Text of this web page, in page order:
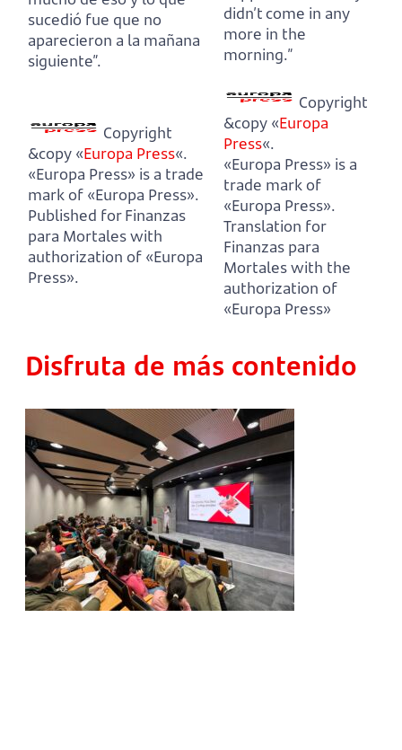
sucedió fue que no
aparecieron a la mañana
siguiente”.
didn’t come in any
more in the
morning.”
Copyright
&copy «Europa Press«.
«Europa Press» is a trade
mark of «Europa Press».
Published for Finanzas
para Mortales with
authorization of «Europa
Press».
Copyright
&copy «Europa
Press«.
«Europa Press» is a
trade mark of
«Europa Press».
Translation for
Finanzas para
Mortales with the
authorization of
«Europa Press»
Disfruta de más contenido